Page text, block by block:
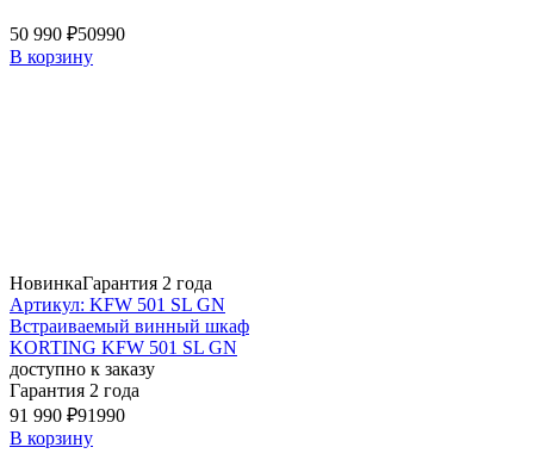
50 990 ₽50990
В корзину
НовинкаГарантия 2 года
Артикул: KFW 501 SL GN
Встраиваемый винный шкаф
KORTING KFW 501 SL GN
доступно к заказу
Гарантия 2 года
91 990 ₽91990
В корзину